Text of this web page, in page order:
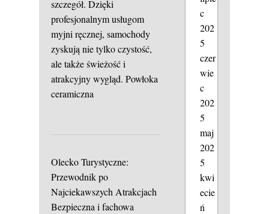
szczegół. Dzięki
profesjonalnym usługom
myjni ręcznej, samochody
zyskują nie tylko czystość,
ale także świeżość i
atrakcyjny wygląd. Powłoka
ceramiczna
Olecko Turystyczne:
Przewodnik po
Najciekawszych Atrakcjach
Bezpieczna i fachowa
c
202
5
czer
wie
c
202
5
maj
202
5
kwi
ecie
ń